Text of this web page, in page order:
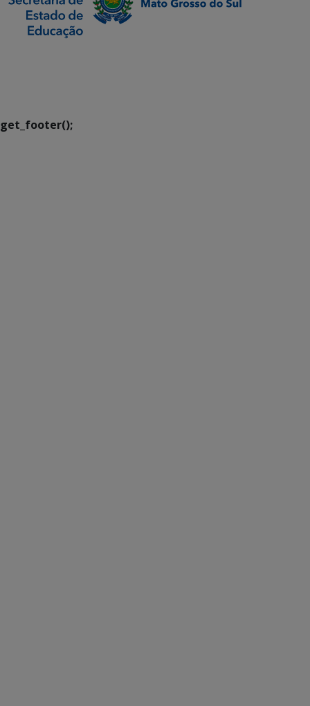
get_footer();